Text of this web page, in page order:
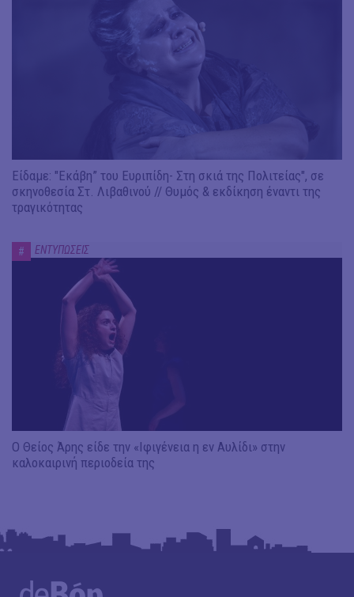
Είδαμε: "Εκάβη” του Ευριπίδη- Στη σκιά της Πολιτείας", σε
σκηνοθεσία Στ. Λιβαθινού // Θυμός & εκδίκηση έναντι της
τραγικότητας
# ΕΝΤΥΠΩΣΕΙΣ
Ο Θείος Άρης είδε την «Ιφιγένεια η εν Αυλίδι» στην
καλοκαιρινή περιοδεία της